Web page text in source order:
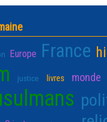
Europe France
justice livres monde